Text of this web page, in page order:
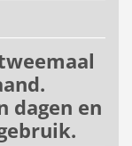
dagen en